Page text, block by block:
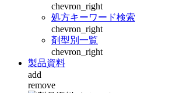
chevron_right
処方キーワード検索
chevron_right
剤型別一覧
chevron_right
製品資料
add
remove